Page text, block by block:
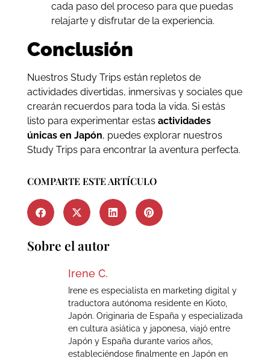
cada paso del proceso para que puedas
relajarte y disfrutar de la experiencia.
Conclusión
Nuestros Study Trips están repletos de
actividades divertidas, inmersivas y sociales que
crearán recuerdos para toda la vida. Si estás
listo para experimentar estas actividades
únicas en Japón, puedes explorar nuestros
Study Trips para encontrar la aventura perfecta.
COMPARTE ESTE ARTÍCULO
Sobre el autor
Irene C.
Irene es especialista en marketing digital y
traductora autónoma residente en Kioto,
Japón. Originaria de España y especializada
en cultura asiática y japonesa, viajó entre
Japón y España durante varios años,
estableciéndose finalmente en Japón en